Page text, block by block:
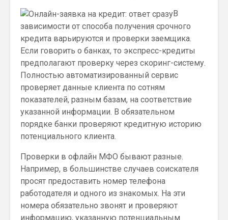
В
зависимости от способа получения срочного
кредита варьируются и проверки заемщика.
Если говорить о банках, то экспресс-кредиты
предполагают проверку через скоринг-систему.
Полностью автоматизированный сервис
проверяет данные клиента по сотням
показателей, разным базам, на соответствие
указанной информации. В обязательном
порядке банки проверяют кредитную историю
потенциального клиента.
Проверки в офлайн МФО бывают разные.
Например, в большинстве случаев соискателя
просят предоставить номер телефона
работодателя и одного из знакомых. На эти
номера обязательно звонят и проверяют
информацию, указанную потенциальным